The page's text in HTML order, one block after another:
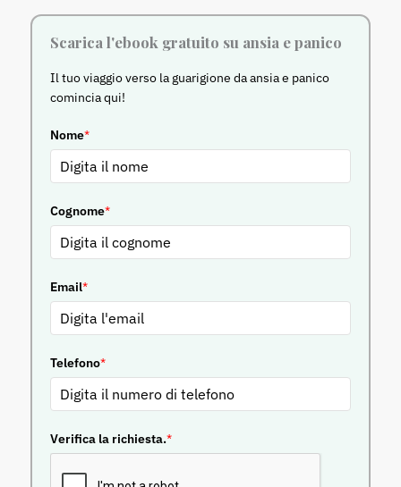
Scarica l'ebook gratuito su ansia e panico
Il tuo viaggio verso la guarigione da ansia e panico
comincia qui!
Nome*
Cognome*
Email*
Telefono*
Verifica la richiesta.*